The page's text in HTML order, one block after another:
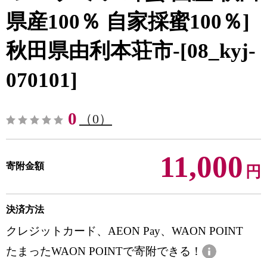
県産100％ 自家採蜜100％]
秋田県由利本荘市-[08_kyj-
070101]
0 （0）
寄附金額 11,000 円
決済方法
クレジットカード、AEON Pay、WAON POINT
たまったWAON POINTで寄附できる！